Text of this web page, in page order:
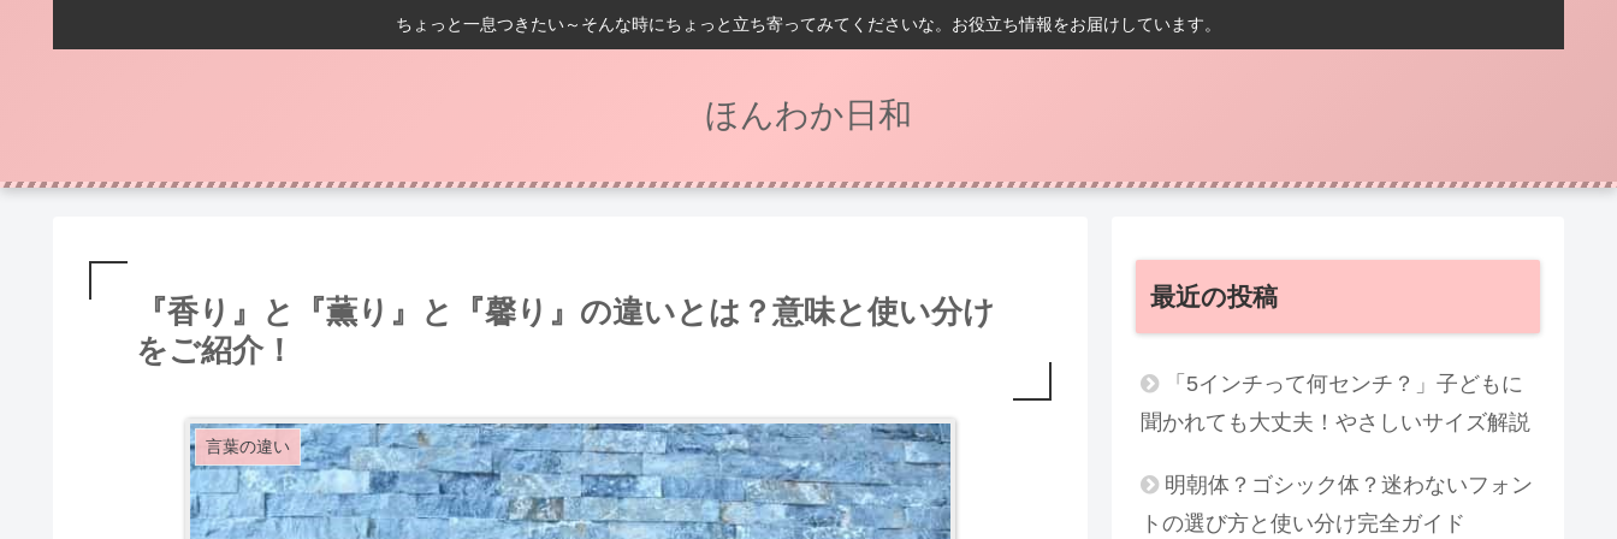
ちょっと一息つきたい～そんな時にちょっと立ち寄ってみてくださいな。お役立ち情報をお届けしています。
ほんわか日和
『香り』と『薫り』と『馨り』の違いとは？意味と使い分け
をご紹介！
言葉の違い
最近の投稿
「5インチって何センチ？」子どもに
聞かれても大丈夫！やさしいサイズ解説
明朝体？ゴシック体？迷わないフォン
トの選び方と使い分け完全ガイド